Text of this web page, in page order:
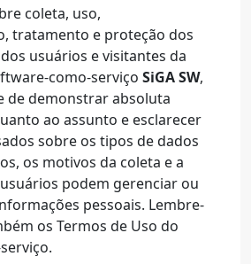
coleta, uso,
tratamento e proteção dos
usuários e visitantes da
como-serviço SiGASW,
de demonstrar absoluta
ao assunto e esclarecer
sobre os tipos de dados
os motivos da coleta e a
podem gerenciar ou
pessoais. Lembre-
os Termos de Uso do